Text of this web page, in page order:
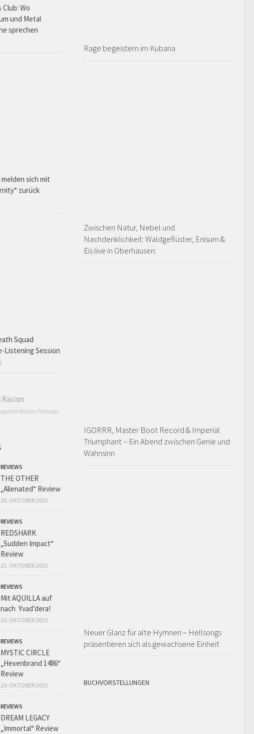
Rage begeistern im Kubana
Zwischen Natur, Nebel und
Nachdenklichkeit: Waldgeflüster, Enisum &
Eïs live in Oberhausen:
IGORRR, Master Boot Record & Imperial
Triumphant – Ein Abend zwischen Genie und
Wahnsinn
Neuer Glanz für alte Hymnen – Hellsongs
präsentieren sich als gewachsene Einheit
BUCHVORSTELLUNGEN
Wo
und Metal
sprechen
sich mit
zurück
Squad
Listening Session
Racism Festivals
REVIEWS
THE OTHER
„Alienated“ Review
26. OKTOBER 2025
REVIEWS
REDSHARK
„Sudden Impact“
Review
23. OKTOBER 2025
REVIEWS
Mit AQUILLA auf
nach Yvad’dera!
20. OKTOBER 2025
REVIEWS
MYSTIC CIRCLE
„Hexenbrand 1486“
Review
19. OKTOBER 2025
REVIEWS
DREAM LEGACY
„Immortal“ Review